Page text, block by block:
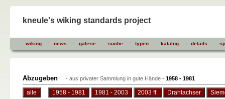
kneule's wiking standards project
wiking :: news :: galerie :: suche :: typen :: katalog :: details ::
Abzugeben - aus privater Sammlung in gute Hände - 1958 - 1981
alle 1958 - 1981 1981 - 2003 2003 ff. Drahtachser